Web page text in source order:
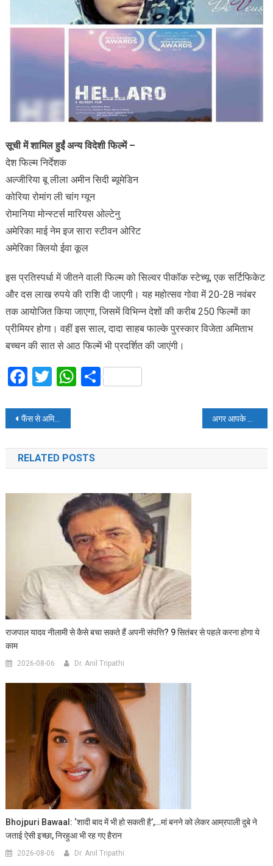
सूची में शामिल हुईं अन्य विदेशी फिल्में –
देश फिल्म निर्देशक
अल्जीरिया बू लीला अमीन सिदी ब्यूमेडिन
कोरिया रोमांग ली चांग ग्यून
रोमानिया मोन्स्टर्स मारियस ओल्टेनु
अमेरिका माई नेम इज सारा स्टीवन ओरिट
अमेरिका क्लियो ईवा कूल
इस प्रतिस्पर्धा में जीतने वाली फिल्म को सिल्वर पीकॉक स्टेच्यू, एक सर्टिफिकेट
और दस लाख रुपये की राशि दी जाएगी। यह महोत्सव गोवा में 20-28 नवंबर
तक आयोजित किया जाएगा, जिसमें विभिन्न देशों की करीब 250 फिल्मों का
प्रीमियर होगा। वहीं इस साल, दादा साहब फाल्के पुरस्कार विजेता अमिताभ
बच्चन की सात से आठ फिल्में भी प्रदर्शित की जाएंगी।
Facebook
Twitter
WhatsApp
Share
Post
navigation
फैंस से अमिताभ बच्चन ने मांगी माफी, कहा- बाहर नहीं आ सकता
RELATED POSTS
राजपाल यादव नीलामी से कैसे बचा सकते हैं अपनी संपत्ति? 9 सितंबर से पहले करना होगा ये
काम
2026-08-06 Dr. Anil Tripathi
Bhojpuri Bawaal: ‘शादी बाद में भी हो सकती है’,…मां बनने को लेकर आम्रपाली दुबे ने
जताई ऐसी इच्छा, निरहुआ भी रह गए हैरान
2026-08-06 Dr. Anil Tripathi